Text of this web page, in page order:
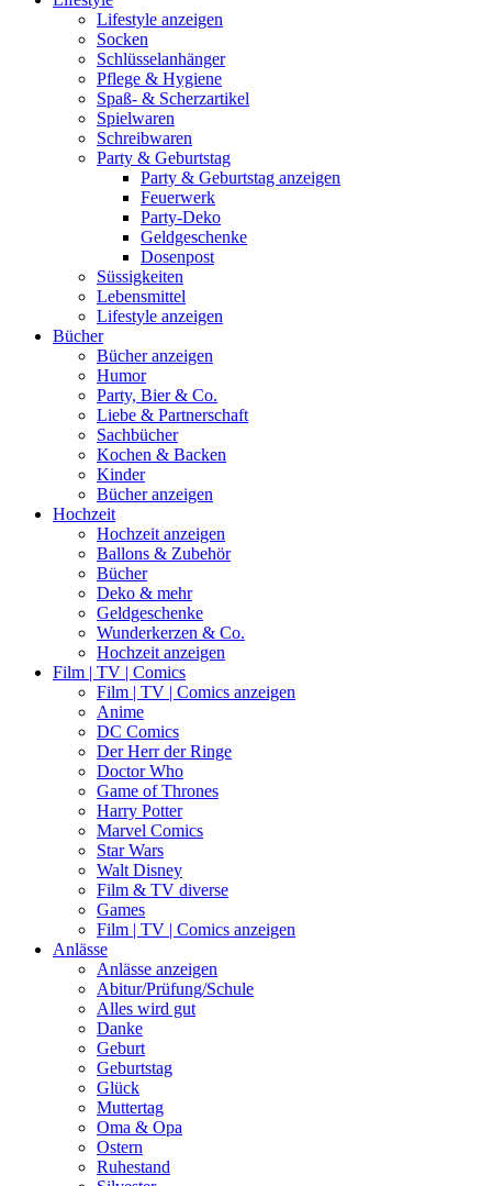
Lifestyle anzeigen
Socken
Schlüsselanhänger
Pflege & Hygiene
Spaß- & Scherzartikel
Spielwaren
Schreibwaren
Party & Geburtstag
Party & Geburtstag anzeigen
Feuerwerk
Party-Deko
Geldgeschenke
Dosenpost
Süssigkeiten
Lebensmittel
Lifestyle anzeigen
Bücher
Bücher anzeigen
Humor
Party, Bier & Co.
Liebe & Partnerschaft
Sachbücher
Kochen & Backen
Kinder
Bücher anzeigen
Hochzeit
Hochzeit anzeigen
Ballons & Zubehör
Bücher
Deko & mehr
Geldgeschenke
Wunderkerzen & Co.
Hochzeit anzeigen
Film | TV | Comics
Film | TV | Comics anzeigen
Anime
DC Comics
Der Herr der Ringe
Doctor Who
Game of Thrones
Harry Potter
Marvel Comics
Star Wars
Walt Disney
Film & TV diverse
Games
Film | TV | Comics anzeigen
Anlässe
Anlässe anzeigen
Abitur/Prüfung/Schule
Alles wird gut
Danke
Geburt
Geburtstag
Glück
Muttertag
Oma & Opa
Ostern
Ruhestand